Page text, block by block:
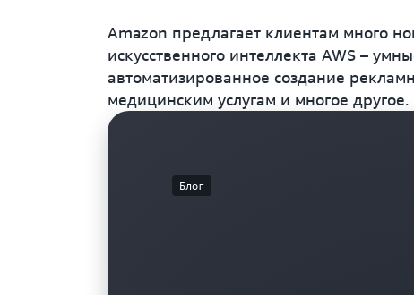
Amazon предлагает клиентам много
искусственного интеллекта AWS –
автоматизированное создание
медицинским услугам и многое
Блог